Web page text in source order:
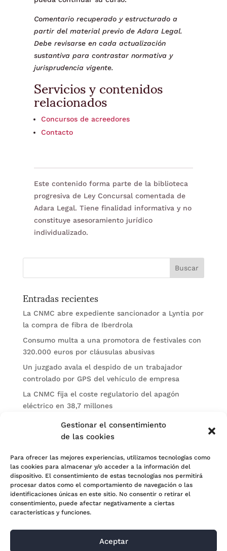
Gestionar el consentimiento
de las cookies
Para ofrecer las mejores experiencias, utilizamos tecnologías como
las cookies para almacenar y/o acceder a la información del
dispositivo. El consentimiento de estas tecnologías nos permitirá
procesar datos como el comportamiento de navegación o las
identificaciones únicas en este sitio. No consentir o retirar el
consentimiento, puede afectar negativamente a ciertas
características y funciones.
Aceptar
Comentario recuperado y estructurado a
partir del material previo de Adara Legal.
Debe revisarse en cada actualización
sustantiva para contrastar normativa y
jurisprudencia vigente.
Servicios y contenidos
relacionados
Concursos de acreedores
Contacto
Este contenido forma parte de la biblioteca
progresiva de Ley Concursal comentada de
Adara Legal. Tiene finalidad informativa y no
constituye asesoramiento jurídico
individualizado.
Entradas recientes
La CNMC abre expediente sancionador a Lyntia por
la compra de fibra de Iberdrola
Consumo multa a una promotora de festivales con
320.000 euros por cláusulas abusivas
Un juzgado avala el despido de un trabajador
controlado por GPS del vehículo de empresa
La CNMC fija el coste regulatorio del apagón
eléctrico en 38,7 millones
El BOE publica sanciones de la CNMV a Soltec y
Categorías
Actualidad
Noticias Jurídicas
Subastas